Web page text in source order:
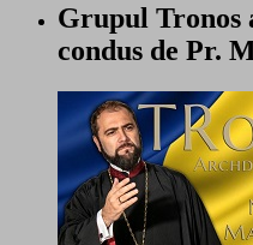
Grupul Tronos
condus de Pr.